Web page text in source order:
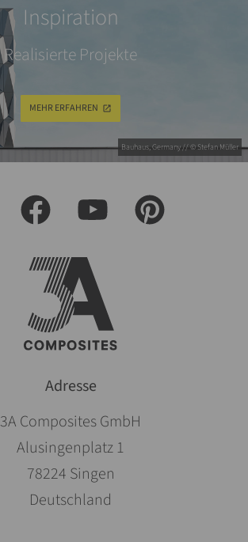
Bauhaus, Germany // © Stefan Müller
Inspiration
Realisierte Projekte
MEHR ERFAHREN
Adresse
3A Composites GmbH
Alusingenplatz 1
78224 Singen
Deutschland